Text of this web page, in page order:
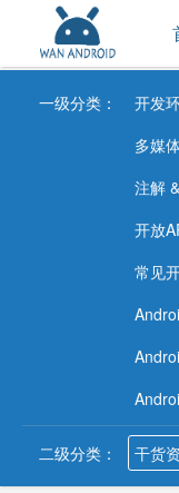
一级分类： 开发
多媒
注解
开放
常见
二级分类： 干货